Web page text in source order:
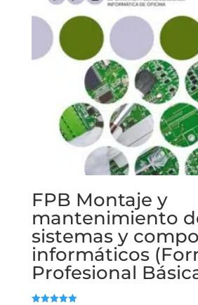
FPB Montaje y
mantenimiento
sistemas y
informáticos
Profesional